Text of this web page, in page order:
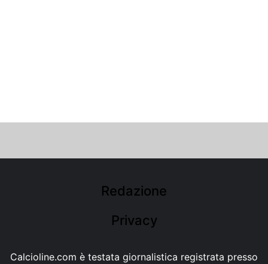
Redazione
Privacy
Calcioline.com è testata giornalistica registrata presso